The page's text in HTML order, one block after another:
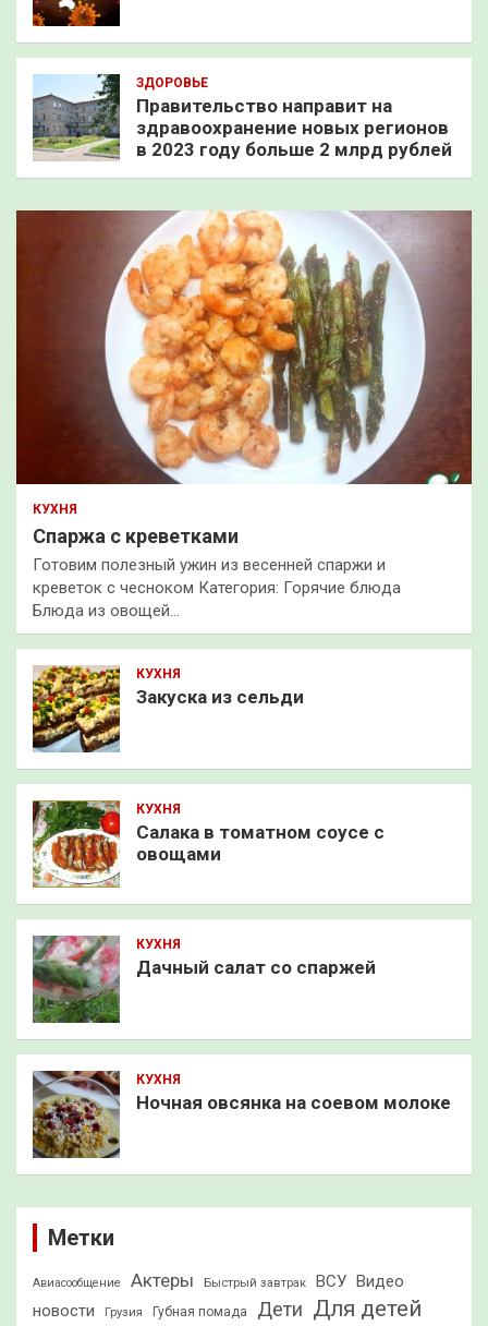
ЗДОРОВЬЕ
Правительство направит на
здравоохранение новых регионов
в 2023 году больше 2 млрд рублей
КУХНЯ
Спаржа с креветками
Готовим полезный ужин из весенней спаржи и
креветок с чесноком Категория: Горячие блюда
Блюда из овощей…
КУХНЯ
Закуска из сельди
КУХНЯ
Салака в томатном соусе с
овощами
КУХНЯ
Дачный салат со спаржей
КУХНЯ
Ночная овсянка на соевом молоке
Метки
Авиасообщение Актеры Быстрый завтрак ВСУ Видео
новости
Грузия Губная помада Дети Для детей